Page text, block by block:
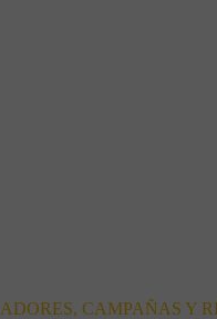
CAMPAÑAS Y